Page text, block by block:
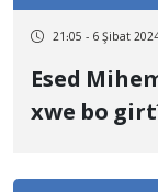
21:05 - 6 Şibat
Esed
xwe bo